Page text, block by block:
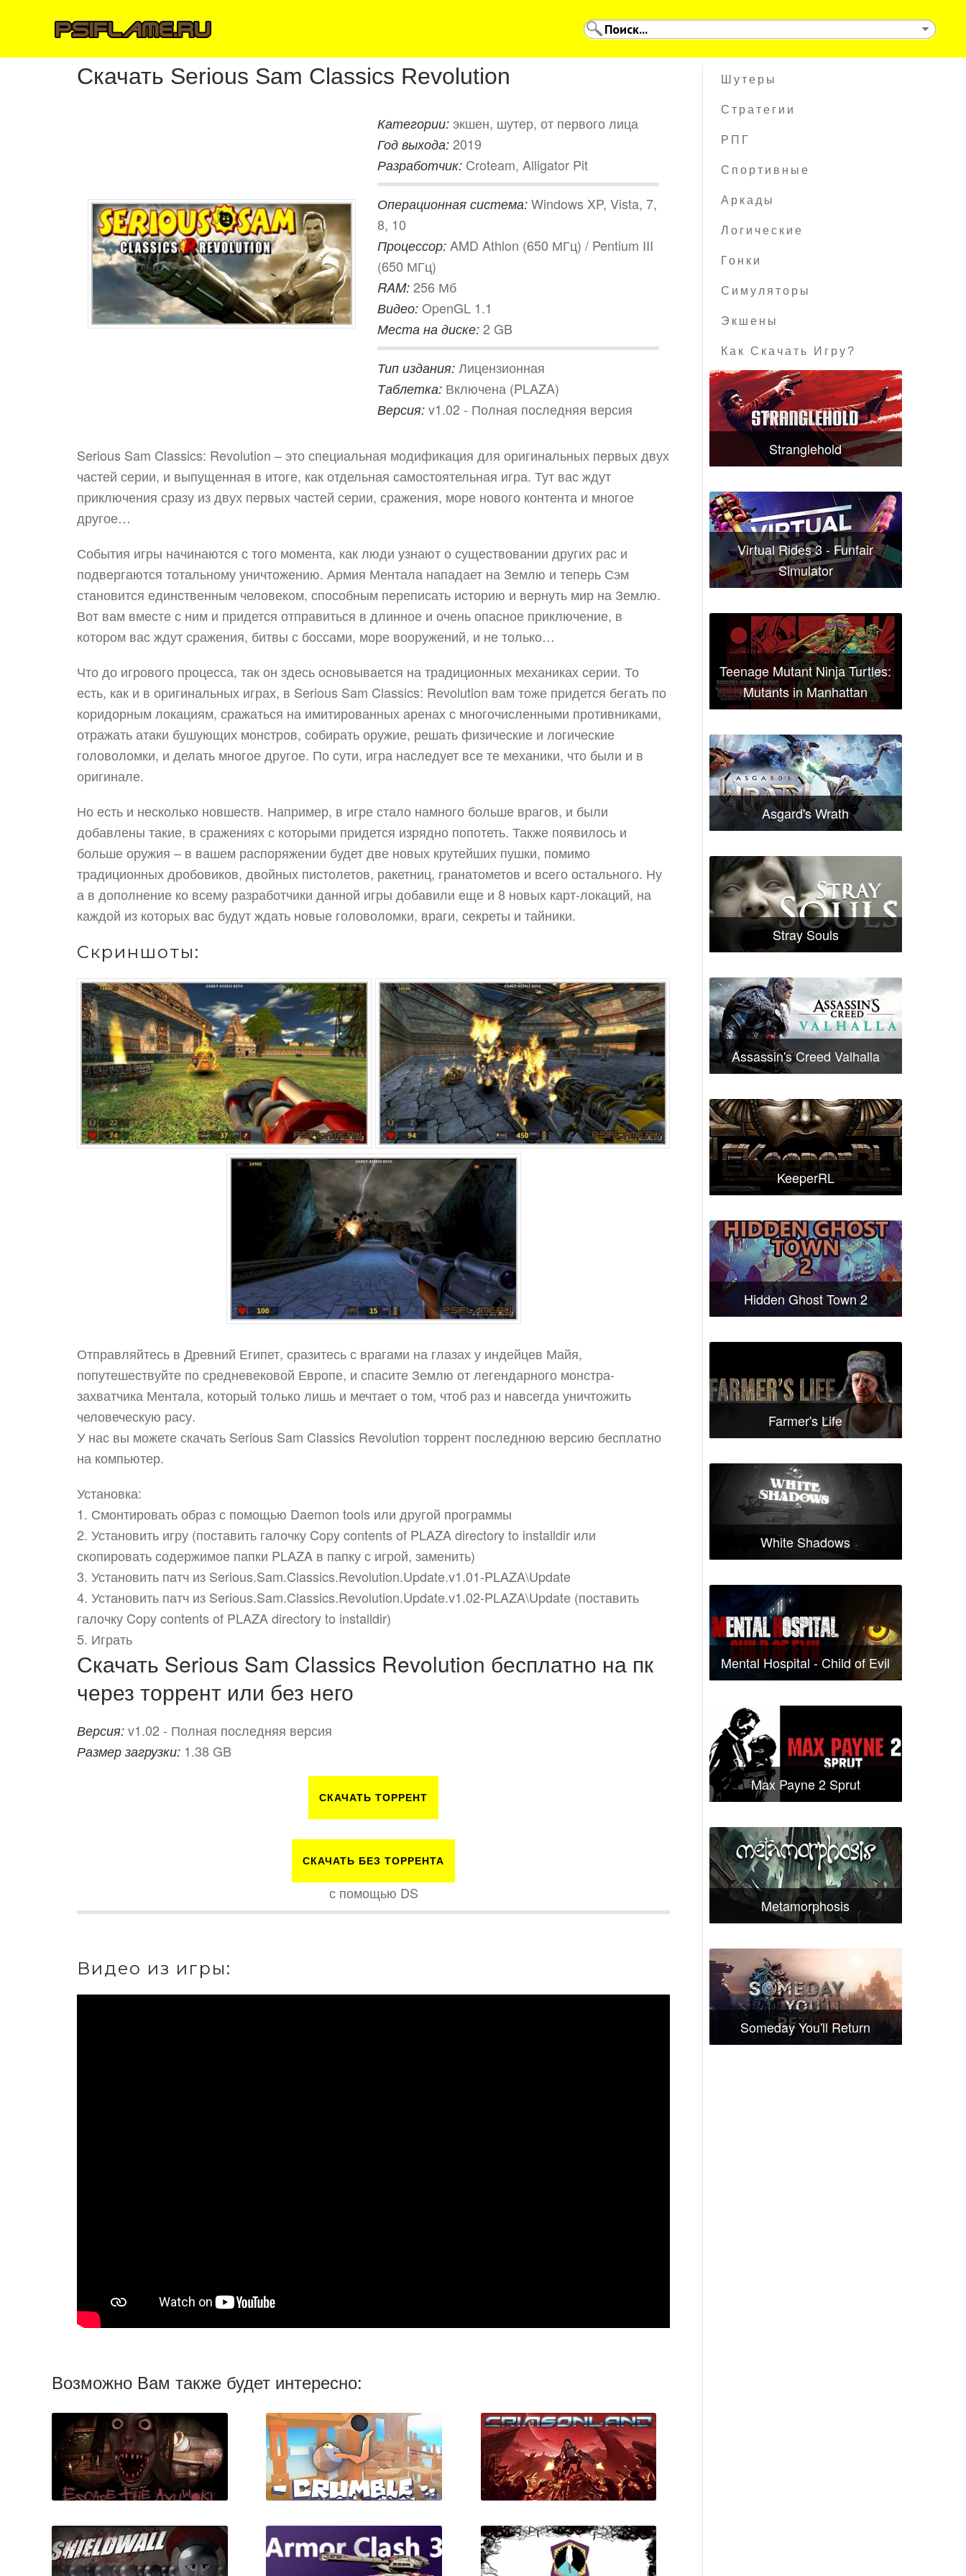
Скачать Serious Sam Classics Revolution
Категории: экшен, шутер, от первого лица
Год выхода: 2019
Разработчик: Croteam, Alligator Pit
Операционная система: Windows XP, Vista, 7,
8, 10
Процессор: AMD Athlon (650 МГц) / Pentium III
(650 МГц)
RAM: 256 Мб
Видео: OpenGL 1.1
Места на диске: 2 GB
Тип издания: Лицензионная
Таблетка: Включена (PLAZA)
Версия: v1.02 - Полная последняя версия
Serious Sam Classics: Revolution – это специальная модификация для оригинальных первых двух
частей серии, и выпущенная в итоге, как отдельная самостоятельная игра. Тут вас ждут
приключения сразу из двух первых частей серии, сражения, море нового контента и многое
другое…
События игры начинаются с того момента, как люди узнают о существовании других рас и
подвергаются тотальному уничтожению. Армия Ментала нападает на Землю и теперь Сэм
становится единственным человеком, способным переписать историю и вернуть мир на Землю.
Вот вам вместе с ним и придется отправиться в длинное и очень опасное приключение, в
котором вас ждут сражения, битвы с боссами, море вооружений, и не только…
Что до игрового процесса, так он здесь основывается на традиционных механиках серии. То
есть, как и в оригинальных играх, в Serious Sam Classics: Revolution вам тоже придется бегать по
коридорным локациям, сражаться на имитированных аренах с многочисленными противниками,
отражать атаки бушующих монстров, собирать оружие, решать физические и логические
головоломки, и делать многое другое. По сути, игра наследует все те механики, что были и в
оригинале.
Но есть и несколько новшеств. Например, в игре стало намного больше врагов, и были
добавлены такие, в сражениях с которыми придется изрядно попотеть. Также появилось и
больше оружия – в вашем распоряжении будет две новых крутейших пушки, помимо
традиционных дробовиков, двойных пистолетов, ракетниц, гранатометов и всего остального. Ну
а в дополнение ко всему разработчики данной игры добавили еще и 8 новых карт-локаций, на
каждой из которых вас будут ждать новые головоломки, враги, секреты и тайники.
Скриншоты:
Отправляйтесь в Древний Египет, сразитесь с врагами на глазах у индейцев Майя,
попутешествуйте по средневековой Европе, и спасите Землю от легендарного монстра-
захватчика Ментала, который только лишь и мечтает о том, чтоб раз и навсегда уничтожить
человеческую расу.
У нас вы можете скачать Serious Sam Classics Revolution торрент последнюю версию бесплатно
на компьютер.
Установка:
1. Смонтировать образ с помощью Daemon tools или другой программы
2. Установить игру (поставить галочку Copy contents of PLAZA directory to installdir или
скопировать содержимое папки PLAZA в папку с игрой, заменить)
3. Установить патч из Serious.Sam.Classics.Revolution.Update.v1.01-PLAZA\Update
4. Установить патч из Serious.Sam.Classics.Revolution.Update.v1.02-PLAZA\Update (поставить
галочку Copy contents of PLAZA directory to installdir)
5. Играть
Скачать Serious Sam Classics Revolution бесплатно на пк
через торрент или без него
Версия: v1.02 - Полная последняя версия
Размер загрузки: 1.38 GB
СКАЧАТЬ ТОРРЕНТ
СКАЧАТЬ БЕЗ ТОРРЕНТА
с помощью DS
Видео из игры:
Возможно Вам также будет интересно:
Шутеры
Стратегии
РПГ
Спортивные
Аркады
Логические
Гонки
Симуляторы
Экшены
Как Скачать Игру?
Stranglehold
Virtual Rides 3 - Funfair
Simulator
Teenage Mutant Ninja Turtles:
Mutants in Manhattan
Asgard's Wrath
Stray Souls
Assassin's Creed Valhalla
KeeperRL
Hidden Ghost Town 2
Farmer's Life
White Shadows
Mental Hospital - Child of Evil
Max Payne 2 Sprut
Metamorphosis
Someday You'll Return